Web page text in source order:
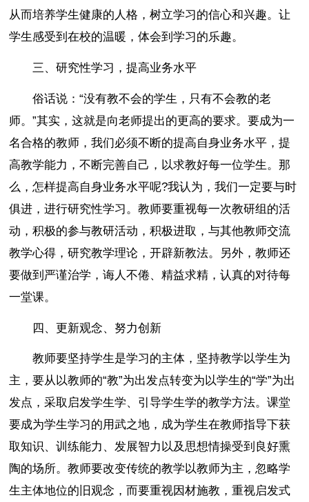
从而培养学生健康的人格，树立学习的信心和兴趣。让
学生感受到在校的温暖，体会到学习的乐趣。
三、研究性学习，提高业务水平
俗话说：“没有教不会的学生，只有不会教的老
师。”其实，这就是向老师提出的更高的要求。要成为一
名合格的教师，我们必须不断的提高自身业务水平，提
高教学能力，不断完善自己，以求教好每一位学生。那
么，怎样提高自身业务水平呢?我认为，我们一定要与时
俱进，进行研究性学习。教师要重视每一次教研组的活
动，积极的参与教研活动，积极进取，与其他教师交流
教学心得，研究教学理论，开辟新教法。另外，教师还
要做到严谨治学，诲人不倦、精益求精，认真的对待每
一堂课。
四、更新观念、努力创新
教师要坚持学生是学习的主体，坚持教学以学生为
主，要从以教师的“教”为出发点转变为以学生的“学”为出
发点，采取启发学生学、引导学生学的教学方法。课堂
要成为学生学习的用武之地，成为学生在教师指导下获
取知识、训练能力、发展智力以及思想情操受到良好熏
陶的场所。教师要改变传统的教学以教师为主，忽略学
生主体地位的旧观念，而要重视因材施教，重视启发式